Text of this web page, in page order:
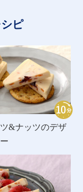
ピ
ツ&ナッツのデザ